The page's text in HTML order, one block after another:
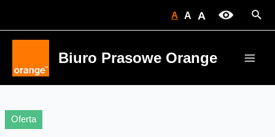
A A A
Biuro Prasowe Orange
Oferta